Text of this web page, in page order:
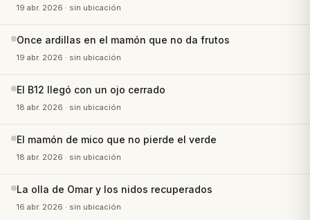
19 abr. 2026 · sin ubicación
Once ardillas en el mamón que no da frutos
19 abr. 2026 · sin ubicación
El B12 llegó con un ojo cerrado
18 abr. 2026 · sin ubicación
El mamón de mico que no pierde el verde
18 abr. 2026 · sin ubicación
La olla de Omar y los nidos recuperados
16 abr. 2026 · sin ubicación